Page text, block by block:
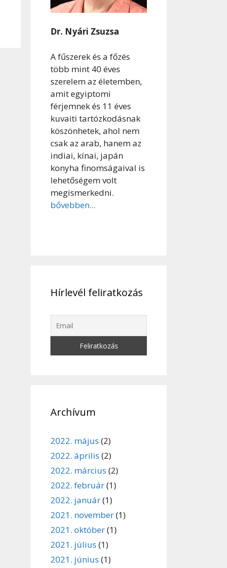
Dr. Nyári Zsuzsa
A fűszerek és a főzés
több mint 40 éves
szerelem az életemben,
amit egyiptomi
férjemnek és 11 éves
kuvaiti tartózkodásnak
köszönhetek, ahol nem
csak az arab, hanem az
indiai, kínai, japán
konyha finomságaival is
lehetőségem volt
megismerkedni.
bővebben...
Hírlevél feliratkozás
Archívum
2022. május (2)
2022. április (2)
2022. március (2)
2022. február(1)
2022. január(1)
2021. november(1)
2021. október(1)
2021. július (1)
2021. június (1)